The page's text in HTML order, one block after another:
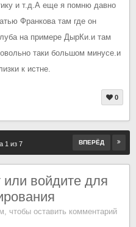
и т.д.А еще я помню давно
Франкова там где он
на примере ДырКи.и там
таки большом минусе.и
к истне.
0
ВПЕРЁД
1 из 7
или войдите для
чтобы оставить комментарий